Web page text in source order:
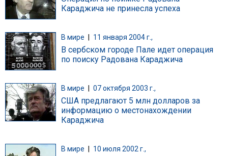
Караджича не принесла успеха
В мире 11 января 2004 г.,
В сербском городе Пале идет операция
по поиску Радована Караджича
В мире 07 октября 2003 г.,
США предлагают 5 млн долларов за
информацию о местонахождении
Караджича
В мире 10 июля 2002 г.,